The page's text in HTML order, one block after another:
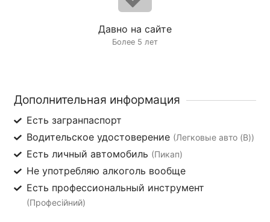
Давно на сайте
Более 5 лет
Дополнительная информация
Есть загранпаспорт
Водительское удостоверение (Легковые авто (B))
Есть личный автомобиль (Пикап)
Не употребляю алкоголь вообще
Есть профессиональный инструмент
(Професійний)